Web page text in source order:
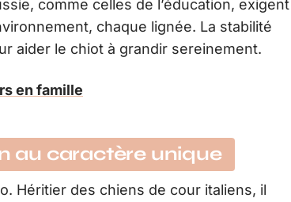
comme celles de l’éducation, exigent
chaque lignée. La stabilité
aider le chiot à grandir sereinement.
en famille
au caractère unique
Héritier des chiens de cour italiens, il